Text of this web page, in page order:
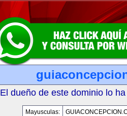
El dueño de este dominio lo
Mayusculas: